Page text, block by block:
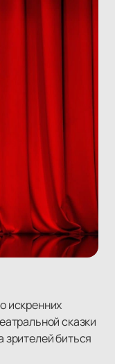
искренних
сказки
зрителей биться